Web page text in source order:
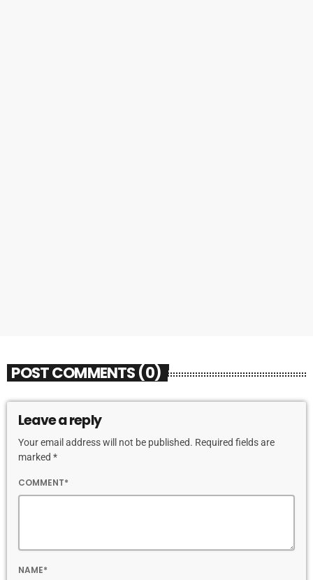
POST COMMENTS (0)
Leave a reply
Your email address will not be published. Required fields are
marked *
COMMENT*
NAME*